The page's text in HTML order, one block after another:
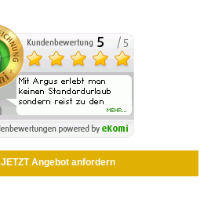
JETZT Angebot anfordern